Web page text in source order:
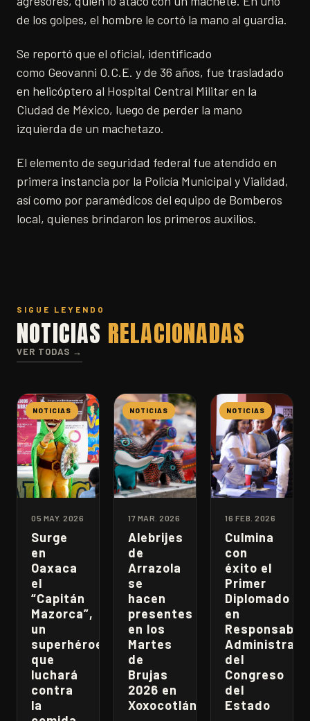
de los golpes, el hombre le cortó la mano al guardia.
Se reportó que el oficial, identificado
como Geovanni O.C.E. y de 36 años, fue trasladado
en helicóptero al Hospital Central Militar en la
Ciudad de México, luego de perder la mano
izquierda de un machetazo.
El elemento de seguridad federal fue atendido en
primera instancia por la Policía Municipal y Vialidad,
así como por paramédicos del equipo de Bomberos
local, quienes brindaron los primeros auxilios.
SIGUE LEYENDO
NOTICIAS RELACIONADAS
VER TODAS →
NOTICIAS
05 MAY. 2026
Surge
en
Oaxaca
el
“Capitán
Mazorca”,
un
superhéroe
que
luchará
contra
la
NOTICIAS
17 MAR. 2026
Alebrijes
de
Arrazola
se
hacen
presentes
en los
Martes
de
Brujas
2026 en
Xoxocotlán
NOTICIAS
16 FEB. 2026
Culmina
con
éxito el
Primer
Diplomado
en
del
Congreso
del
Estado